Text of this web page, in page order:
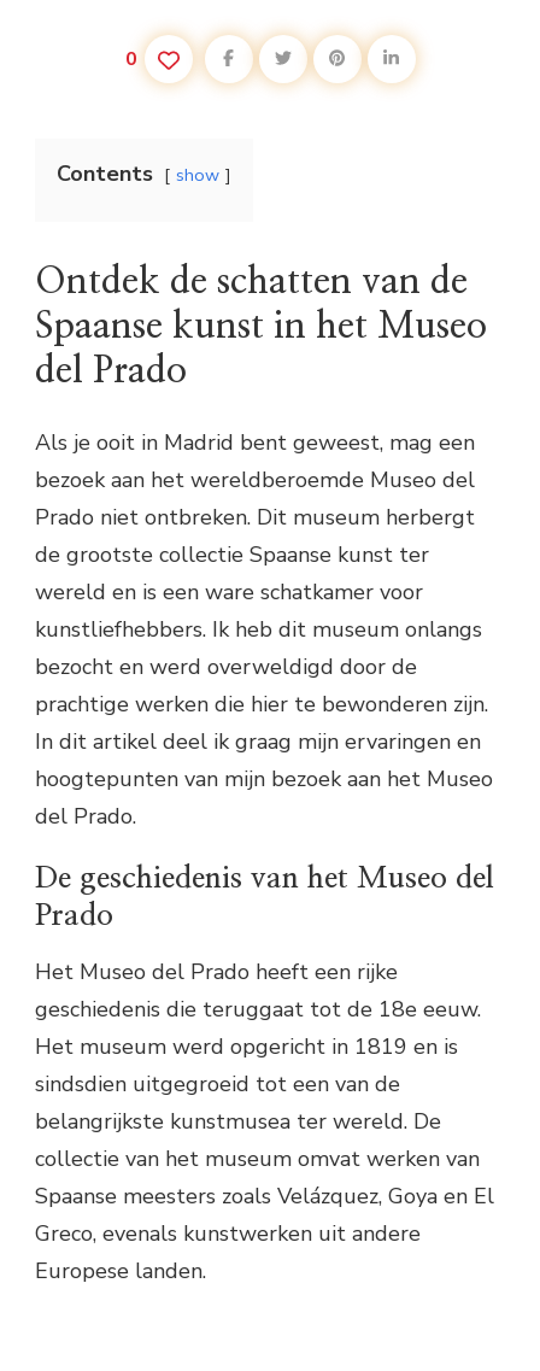
0
Contents show
Ontdek de schatten van de
Spaanse kunst in het Museo
del Prado
Als je ooit in Madrid bent geweest, mag een
bezoek aan het wereldberoemde Museo del
Prado niet ontbreken. Dit museum herbergt
de grootste collectie Spaanse kunst ter
wereld en is een ware schatkamer voor
kunstliefhebbers. Ik heb dit museum onlangs
bezocht en werd overweldigd door de
prachtige werken die hier te bewonderen zijn.
In dit artikel deel ik graag mijn ervaringen en
hoogtepunten van mijn bezoek aan het Museo
del Prado.
De geschiedenis van het Museo del
Prado
Het Museo del Prado heeft een rijke
geschiedenis die teruggaat tot de 18e eeuw.
Het museum werd opgericht in 1819 en is
sindsdien uitgegroeid tot een van de
belangrijkste kunstmusea ter wereld. De
collectie van het museum omvat werken van
Spaanse meesters zoals Velázquez, Goya en El
Greco, evenals kunstwerken uit andere
Europese landen.